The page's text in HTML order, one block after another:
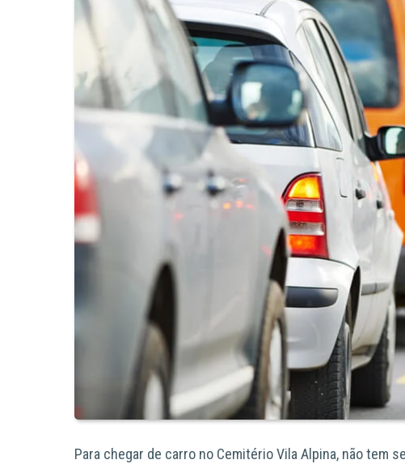
Para chegar de carro no Cemitério Vila Alpina, não tem